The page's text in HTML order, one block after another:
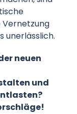
Vernetzung
unerlässlich.
neuen
und